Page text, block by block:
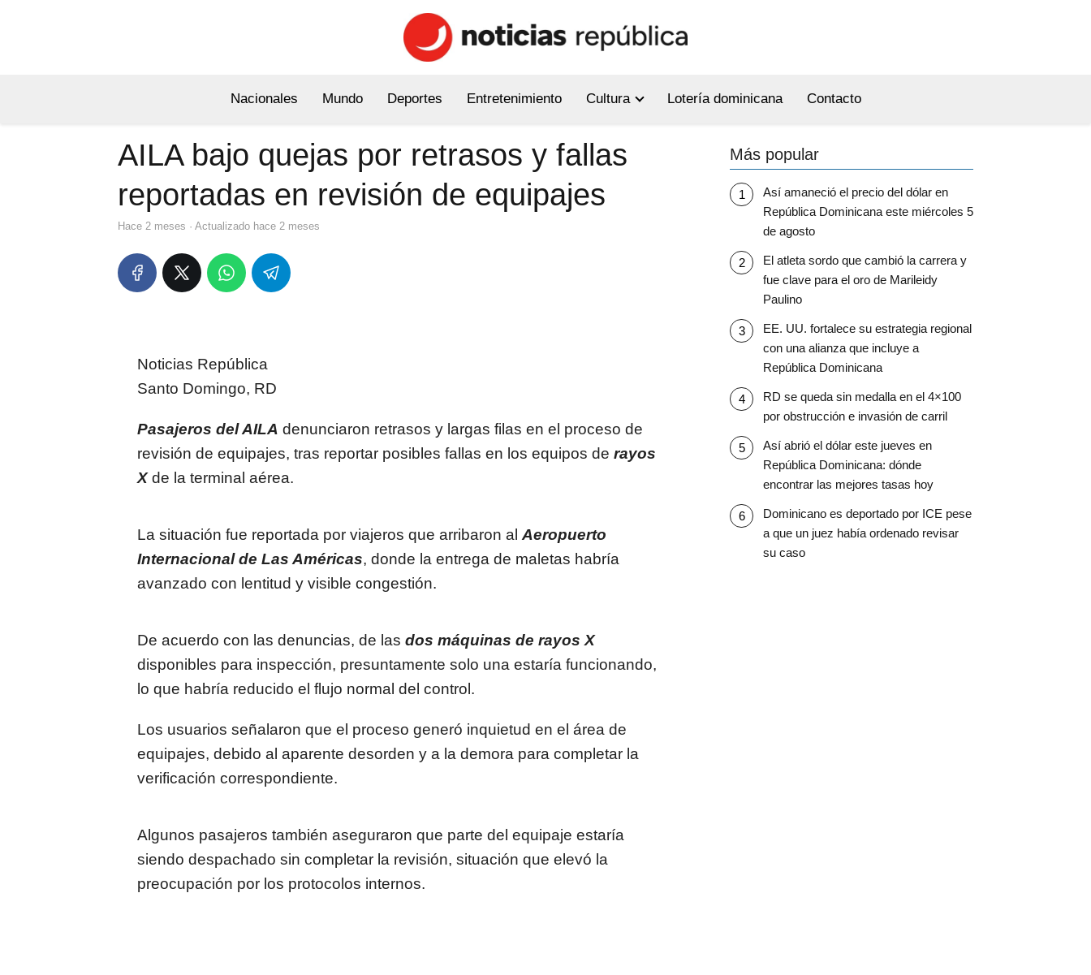
Nacionales Mundo Deportes Entretenimiento Cultura Lotería dominicana Contacto
AILA bajo quejas por retrasos y fallas
reportadas en revisión de equipajes
hace 2 meses · Actualizado hace 2 meses
Noticias República
Santo Domingo, RD
Pasajeros del AILA denunciaron retrasos y largas filas en el proceso de
revisión de equipajes, tras reportar posibles fallas en los equipos de rayos
Xde la terminal aérea.
La situación fue reportada por viajeros que arribaron alAeropuerto
Internacional de Las Américas, donde la entrega de maletas habría
avanzado con lentitud y visible congestión.
De acuerdo con las denuncias, de las dos máquinas de rayos X
disponibles para inspección, presuntamente solo una estaría funcionando,
lo que habría reducido el flujo normal del control.
Los usuarios señalaron que el proceso generó inquietud en el área de
equipajes, debido al aparente desorden y a la demora para completar la
verificación correspondiente.
Algunos pasajeros también aseguraron que parte del equipaje estaría
siendo despachado sin completar la revisión, situación que elevó la
preocupación por los protocolos internos.
Más popular
Así amaneció el precio del dólar en
República Dominicana este miércoles 5
de agosto
El atleta sordo que cambió la carrera y
fue clave para el oro de Marileidy
Paulino
EE. UU. fortalece su estrategia regional
con una alianza que incluye a
República Dominicana
RD se queda sin medalla en el 4×100
por obstrucción e invasión de carril
Así abrió el dólar este jueves en
República Dominicana: dónde
encontrar las mejores tasas hoy
Dominicano es deportado por ICE pese
a que un juez había ordenado revisar
su caso